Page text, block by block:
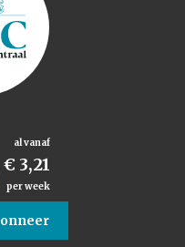
al vanaf
€ 3,21
per week